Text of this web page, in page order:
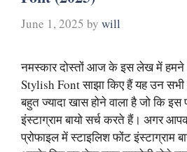
June 1, 2025 by will
नमस्कार दोस्तों आज के इस लेख में
Stylish Font साझा किए हैं यह उन सभी
बहुत ज्यादा खास होने वाला है जो कि
इंस्टाग्राम बायो सर्च करते हैं। अगर
प्रोफाइल में स्टाइलिश फोंट इंस्टाग्राम